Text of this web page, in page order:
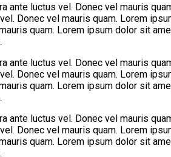
luctus vel. Donec vel mauris
Donec vel mauris quam. Lorem
quam. Lorem ipsum dolor sit
luctus vel. Donec vel mauris
Donec vel mauris quam. Lorem
quam. Lorem ipsum dolor sit
luctus vel. Donec vel mauris
Donec vel mauris quam. Lorem
quam. Lorem ipsum dolor sit